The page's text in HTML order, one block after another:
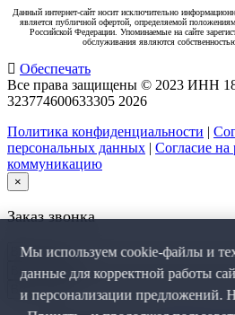
Данный интернет-сайт носит исключительно
является публичной офертой, определяемой
Российской Федерации. Упоминаемые на сайте
обслуживания являются
Обеспечать
Все права защищены © 2023 ИНН
323774600633305 2026
Политика конфиденциальности |
персональных данных | Согласие
коммуникацию
×
Заказ звонка
Мы используем cookie-файлы и
данные для корректной работы
и персонализации предложений.